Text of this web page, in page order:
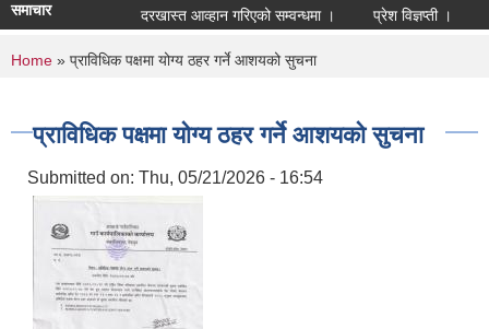
समाचार दरखास्त आव्हान गरिएको सम्वन्धमा । प्रेश विज्ञप्ती ।
You are here
Home » प्राविधिक पक्षमा योग्य ठहर गर्ने आशयको सुचना
प्राविधिक पक्षमा योग्य ठहर गर्ने आशयको सुचना
Submitted on: Thu, 05/21/2026 - 16:54